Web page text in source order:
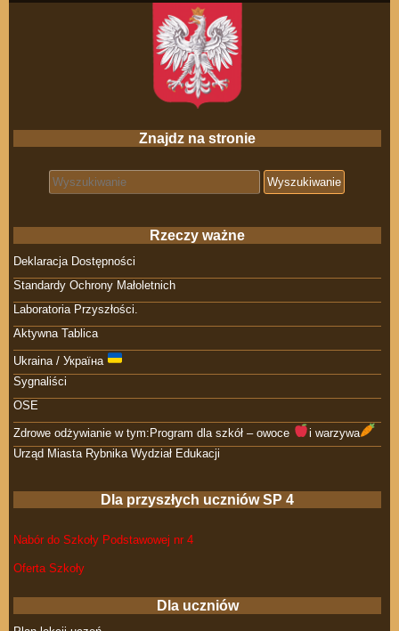
Znajdz na stronie
Search for:
Rzeczy ważne
Deklaracja Dostępności
Standardy Ochrony Małoletnich
Laboratoria Przyszłości.
Aktywna Tablica
Ukraina / Україна
Sygnaliści
OSE
Zdrowe odżywianie w tym:Program dla szkół – owoce
i warzywa
Urząd Miasta Rybnika Wydział Edukacji
Dla przyszłych uczniów SP 4
Nabór do Szkoły Podstawowej nr 4
Oferta Szkoły
Dla uczniów